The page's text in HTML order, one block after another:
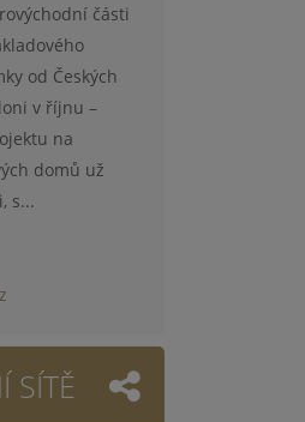
části
od Českých
v říjnu –
na
domů už
s...
SÍTĚ